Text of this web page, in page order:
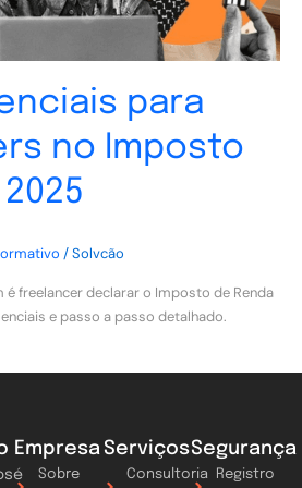
para
no Imposto
/Solvcão
freelancer declarar o Imposto de Renda
e passo a passo detalhado.
Empresa
Sobre
Serviços
Consultoria
Segurança
Registro